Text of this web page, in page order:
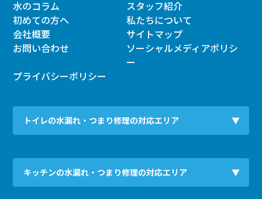
水のコラム
スタッフ紹介
初めての方へ
私たちについて
会社概要
サイトマップ
お問い合わせ
ソーシャルメディアポリシ
ー
プライバシーポリシー
トイレの水漏れ・つまり修理の対応エリア
キッチンの水漏れ・つまり修理の対応エリア